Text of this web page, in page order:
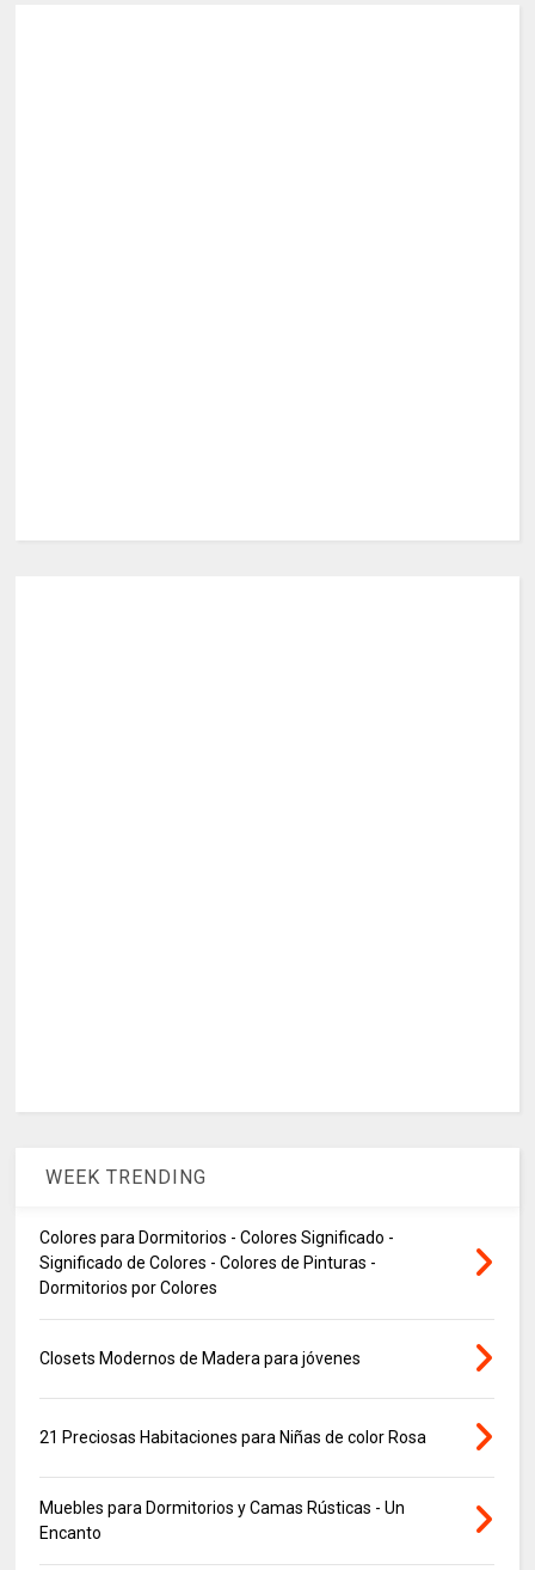
WEEK TRENDING
Colores para Dormitorios - Colores Significado -
Significado de Colores - Colores de Pinturas -
Dormitorios por Colores
Closets Modernos de Madera para jóvenes
21 Preciosas Habitaciones para Niñas de color Rosa
Muebles para Dormitorios y Camas Rústicas - Un
Encanto